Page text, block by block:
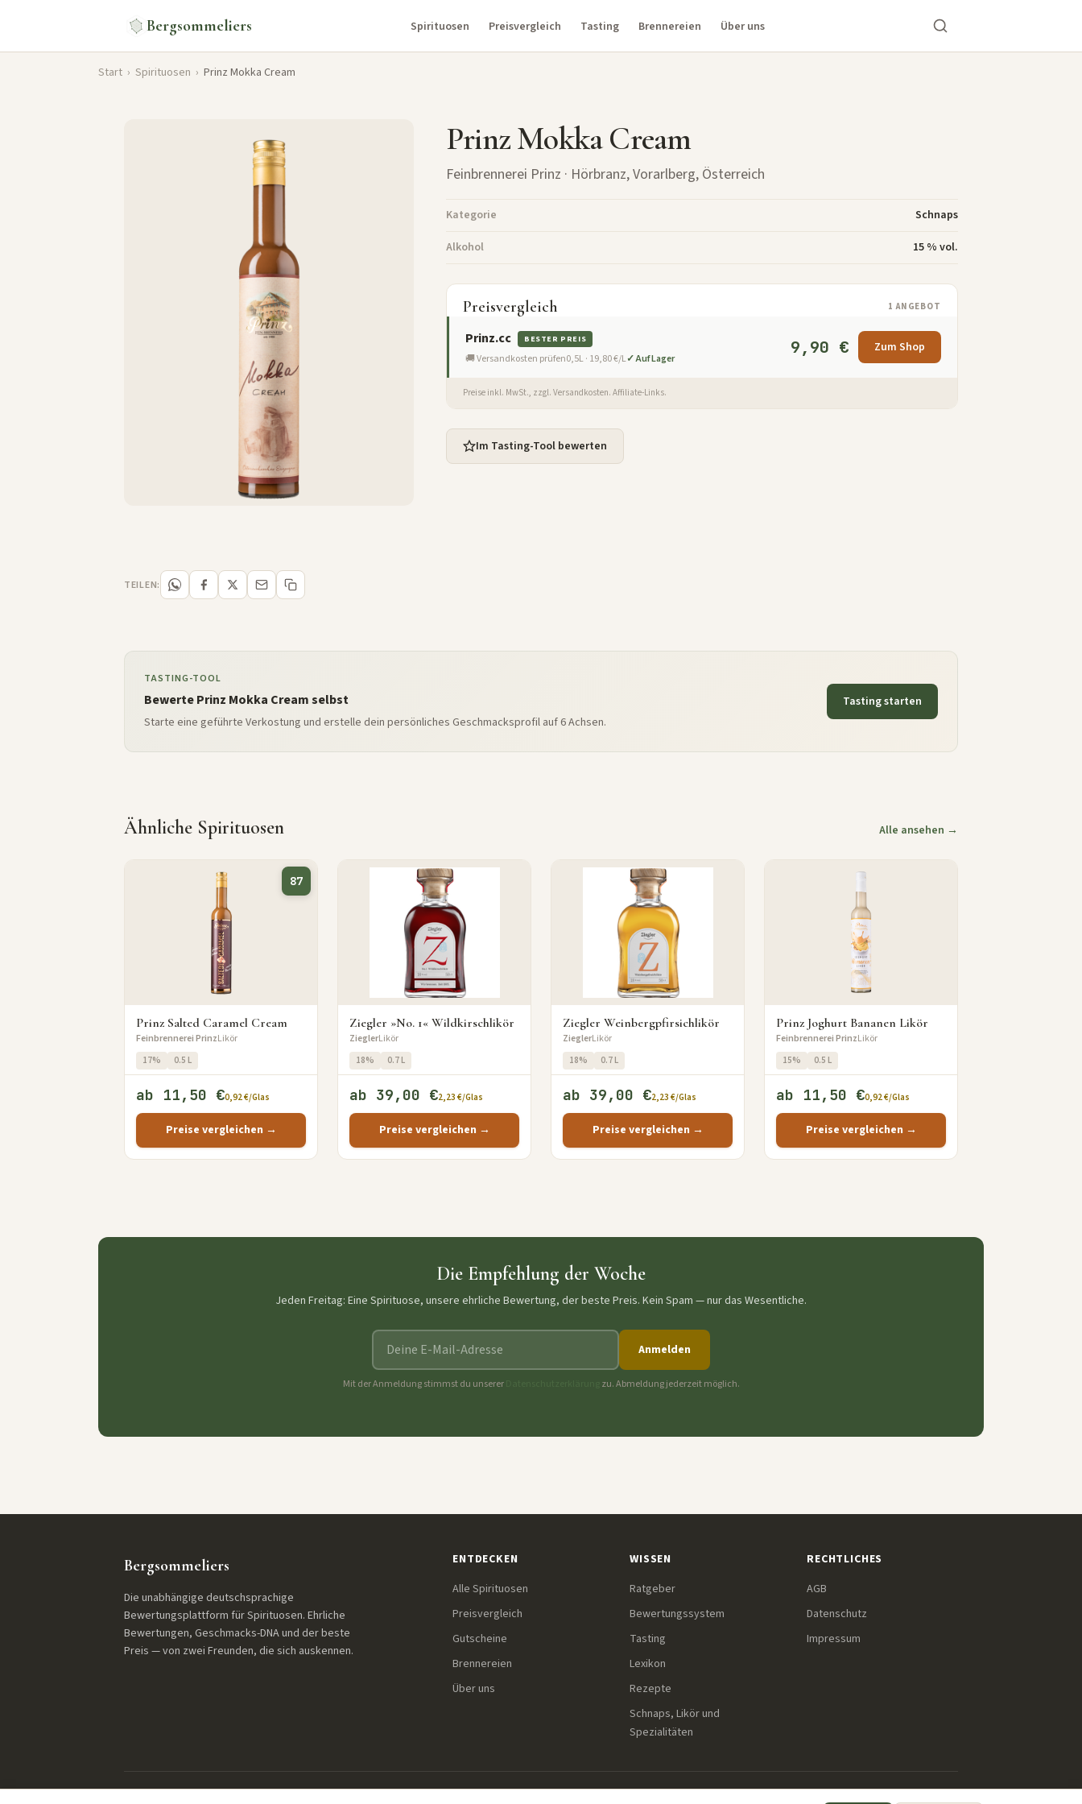
Bergsommeliers Spirituosen Preisvergleich Tasting Brennereien Über uns
Start › Spirituosen › Prinz Mokka Cream
Prinz Mokka Cream
Feinbrennerei Prinz · Hörbranz, Vorarlberg, Österreich
Kategorie
Schnaps
Alkohol
15 % vol.
Preisvergleich 1 ANGEBOT
Prinz.cc BESTER PREIS
🚚 Versandkosten prüfen0,5L · 19,80 €/L✓ Auf Lager
9,90 € Zum Shop
Preise inkl. MwSt., zzgl. Versandkosten. Affiliate-Links.
Im Tasting-Tool bewerten
TEILEN:
TASTING-TOOL
Bewerte Prinz Mokka Cream selbst
Starte eine geführte Verkostung und erstelle dein persönliches Geschmacksprofil auf 6 Achsen.
Tasting starten
Ähnliche Spirituosen Alle ansehen →
87
Prinz Salted Caramel Cream
Feinbrennerei PrinzLikör
17% 0.5 L
ab 11,50 €0,92 €/Glas
Preise vergleichen →
Ziegler »No. 1« Wildkirschlikör
ZieglerLikör
18% 0.7 L
ab 39,00 €2,23 €/Glas
Preise vergleichen →
Ziegler Weinbergpfirsichlikör
ZieglerLikör
18% 0.7 L
ab 39,00 €2,23 €/Glas
Preise vergleichen →
Prinz Joghurt Bananen Likör
Feinbrennerei PrinzLikör
15% 0.5 L
ab 11,50 €0,92 €/Glas
Preise vergleichen →
Die Empfehlung der Woche
Jeden Freitag: Eine Spirituose, unsere ehrliche Bewertung, der beste Preis. Kein Spam — nur das Wesentliche.
E-Mail-Adresse
Anmelden
Mit der Anmeldung stimmst du unserer zu. Abmeldung jederzeit möglich.
Bergsommeliers
Die unabhängige deutschsprachige
Bewertungsplattform für Spirituosen. Ehrliche
Bewertungen, Geschmacks-DNA und der beste
Preis — von zwei Freunden, die sich auskennen.
ENTDECKEN
Alle Spirituosen
Preisvergleich
Gutscheine
Brennereien
Über uns
WISSEN
Ratgeber
Bewertungssystem
Tasting
Lexikon
Rezepte
Schnaps, Likör und
Spezialitäten
RECHTLICHES
AGB
Datenschutz
Impressum